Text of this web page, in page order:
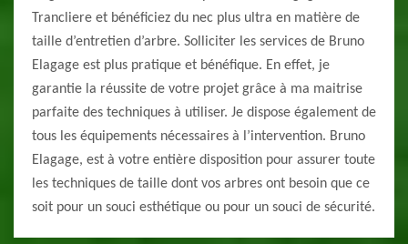
Trancliere et bénéficiez du nec plus ultra en matière de
taille d’entretien d’arbre. Solliciter les services de Bruno
Elagage est plus pratique et bénéfique. En effet, je
garantie la réussite de votre projet grâce à ma maitrise
parfaite des techniques à utiliser. Je dispose également de
tous les équipements nécessaires à l’intervention. Bruno
Elagage, est à votre entière disposition pour assurer toute
les techniques de taille dont vos arbres ont besoin que ce
soit pour un souci esthétique ou pour un souci de sécurité.